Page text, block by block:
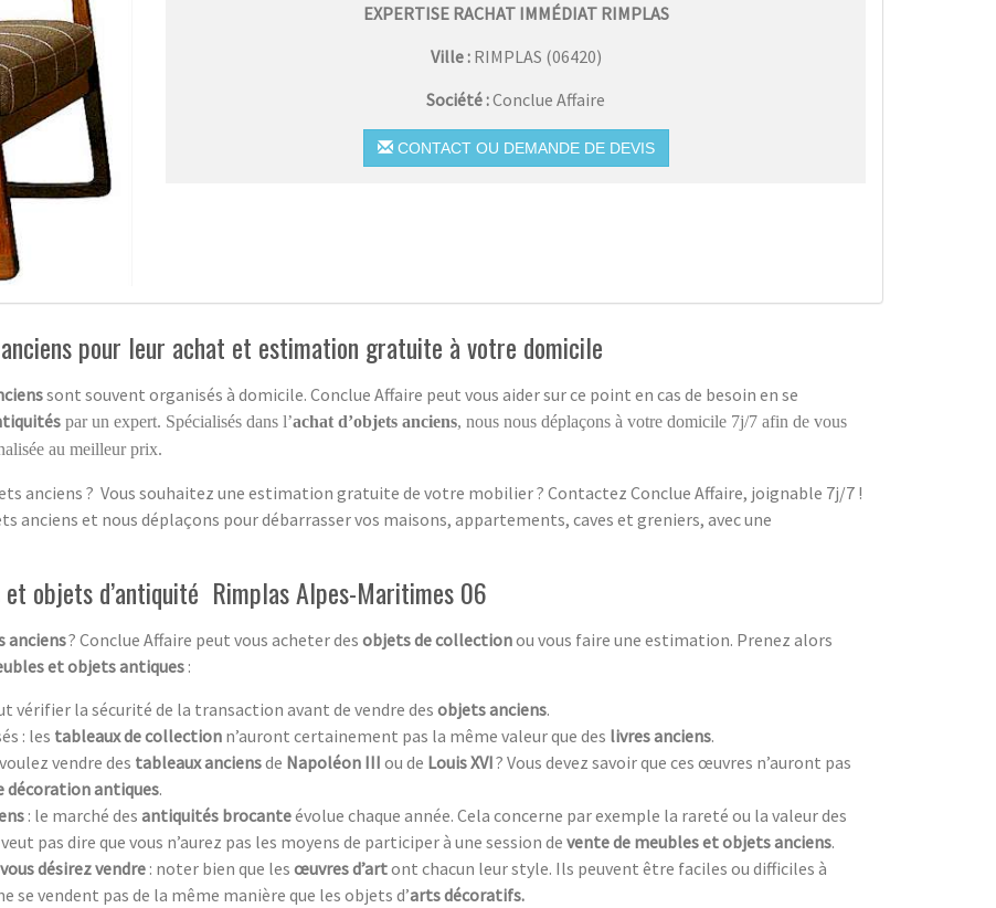
EXPERTISE RACHAT IMMÉDIAT RIMPLAS
Ville : RIMPLAS (06420)
Société :Conclue Affaire
CONTACT OU DEMANDE DE DEVIS
pour leur achat et estimation gratuite à votre domicile
sont souvent organisés à domicile. Conclue Affaire peut vous aider sur ce point en cas de besoin en se
par un expert. Spécialisés dans l’achat d’objets anciens, nous nous déplaçons à votre domicile 7j/7 afin de vous
au meilleur prix.
anciens ? Vous souhaitez une estimation gratuite de votre mobilier ? Contactez Conclue Affaire, joignable 7j/7 !
anciens et nous déplaçons pour débarrasser vos maisons, appartements, caves et greniers, avec une
objets d’antiquité Rimplas Alpes-Maritimes 06
anciens? Conclue Affaire peut vous acheter des objets de collectionou vous faire une estimation. Prenez alors
et objets antiques :
vérifier la sécurité de la transaction avant de vendre des objets anciens.
: les tableaux de collection n’auront certainement pas la même valeur que des livres anciens.
vendre des tableaux anciensde Napoléon III ou de Louis XVI? Vous devez savoir que ces œuvres n’auront pas
décoration antiques.
: le marché des antiquités brocanteévolue chaque année. Cela concerne par exemple la rareté ou la valeur des
pas dire que vous n’aurez pas les moyens de participer à une session de vente de meubles et objets anciens.
désirez vendre : noter bien que les œuvres d’artont chacun leur style. Ils peuvent être faciles ou difficiles à
se vendent pas de la même manière que les objets d’arts décoratifs.